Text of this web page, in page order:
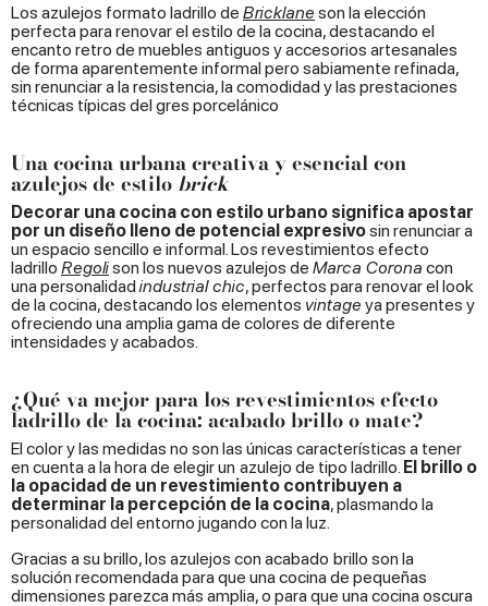
Los azulejos formato ladrillo de Bricklane son la elección
perfecta para renovar el estilo de la cocina, destacando el
encanto retro de muebles antiguos y accesorios artesanales
de forma aparentemente informal pero sabiamente refinada,
sin renunciar a la resistencia, la comodidad y las prestaciones
técnicas típicas del gres porcelánico
Una cocina urbana creativa y esencial con
azulejos de estilobrick
Decorar una cocina con estilo urbano significa apostar
por un diseño lleno de potencial expresivosin renunciar a
un espacio sencillo e informal. Los revestimientos efecto
ladrillo Regolison los nuevos azulejos de Marca Corona con
una personalidad industrial chic, perfectos para renovar el look
de la cocina, destacando los elementos vintage ya presentes y
ofreciendo una amplia gama de colores de diferente
intensidades y acabados.
¿Qué va mejor para los revestimientos efecto
ladrillo de la cocina: acabado brillo o mate?
El color y las medidas no son las únicas características a tener
en cuenta a la hora de elegir un azulejo de tipo ladrillo. El brillo o
la opacidad de un revestimiento contribuyen a
determinar la percepción de la cocina, plasmando la
personalidad del entorno jugando con la luz.
Gracias a su brillo, los azulejos con acabado brillo son la
solución recomendada para que una cocina de pequeñas
dimensiones parezca más amplia, o para que una cocina oscura